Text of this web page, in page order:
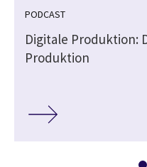
PODCAST
Digitale Produktion:
Produktion